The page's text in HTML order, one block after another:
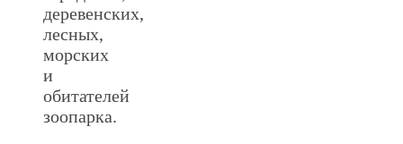
деревенских,
лесных,
морских
и
обитателей
зоопарка.